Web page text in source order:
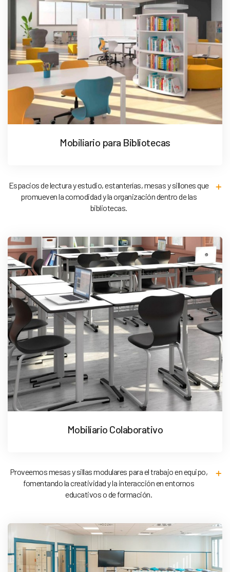
Mobiliario para Bibliotecas
Espacios de lectura y estudio, estanterías, mesas y sillones que
promueven la comodidad y la organización dentro de las
bibliotecas.
Mobiliario Colaborativo
Proveemos mesas y sillas modulares para el trabajo en equipo,
fomentando la creatividad y la interacción en entornos
educativos o de formación.